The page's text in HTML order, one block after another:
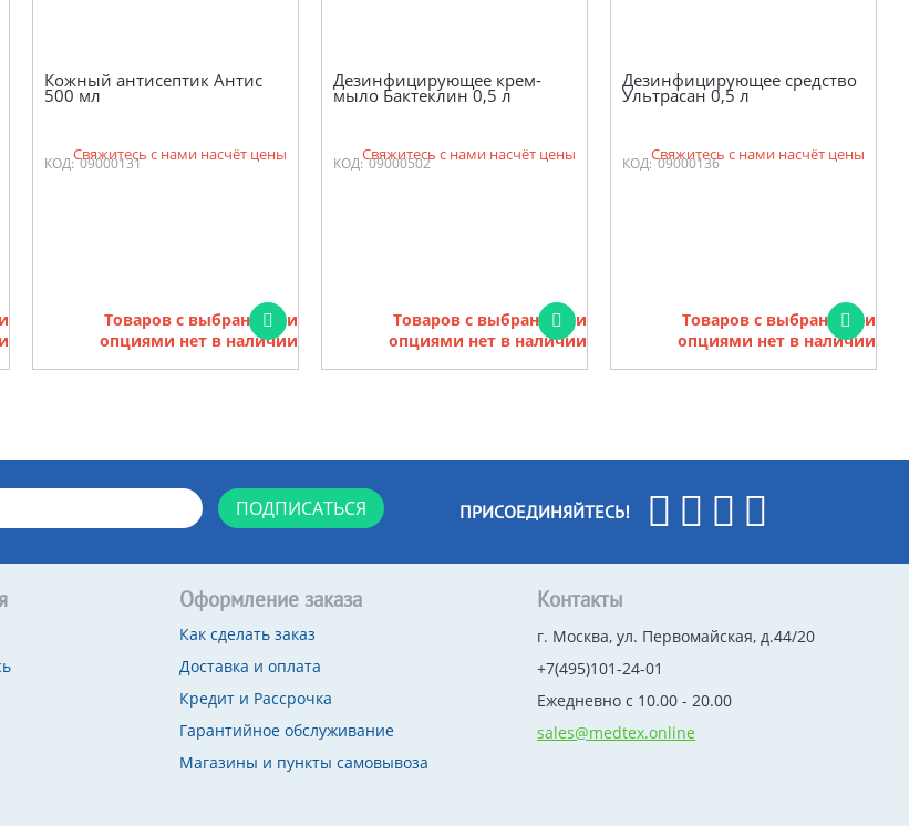
Кожный антисептик Антис
500 мл
КОД: 09000131
Свяжитесь с нами насчёт цены
Товаров с выбранными
опциями нет в наличии
Дезинфицирующее крем-
мыло Бактеклин 0,5 л
КОД: 09000502
Свяжитесь с нами насчёт цены
Товаров с выбранными
опциями нет в наличии
Дезинфицирующее средство
Ультрасан 0,5 л
КОД: 09000136
Свяжитесь с нами насчёт цены
Товаров с выбранными
опциями нет в наличии
ПОДПИСАТЬСЯ ПРИСОЕДИНЯЙТЕСЬ!
Оформление заказа
Как сделать заказ
Доставка и оплата
Кредит и Рассрочка
Гарантийное обслуживание
Магазины и пункты самовывоза
Контакты
г. Москва, ул. Первомайская, д.44/20
+7(495)101-24-01
Ежедневно с 10.00 - 20.00
sales@medtex.online